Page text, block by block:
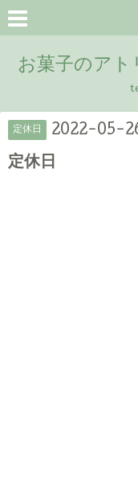
お菓子のア
定休日 2022-05-
定休日